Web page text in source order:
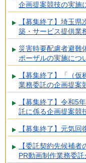
企画提案競技の実施
【募集終了】埼玉
築・サービス提供業
災害時要配慮者避難
ポーザルの実施につ
【募集終了】「（
業務委託の企画提案
【募集終了】令和5
託に係る企画提案競
【募集終了】元気
【委託契約先候補
PR動画制作業務委